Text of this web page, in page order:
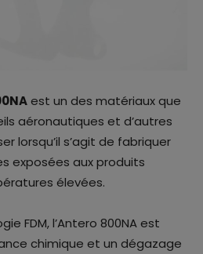
est un des matériaux que
aéronautiques et d’autres
lorsqu’il s’agit de fabriquer
exposées aux produits
élevées.
FDM, l’Antero 800NA est
chimique et un dégazage